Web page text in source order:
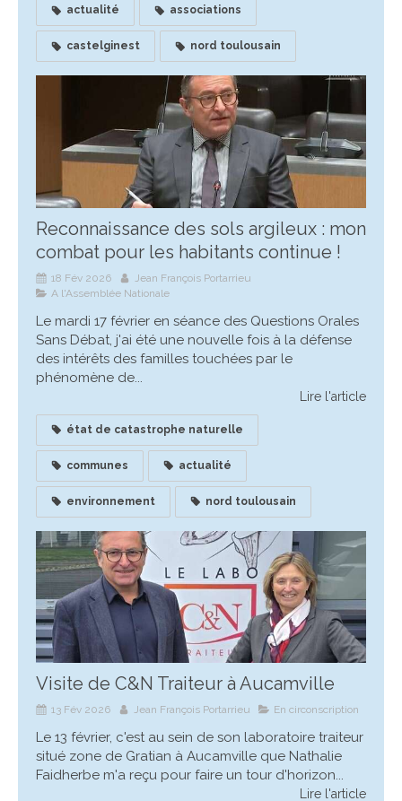
actualité associations
castelginest nord toulousain
Reconnaissance des sols argileux : mon
combat pour les habitants continue !
18 Fév 2026
Jean François Portarrieu
A l'Assemblée Nationale
Le mardi 17 février en séance des Questions Orales
Sans Débat, j'ai été une nouvelle fois à la défense
des intérêts des familles touchées par le
phénomène de...
Lire l'article
état de catastrophe naturelle
communes actualité
environnement nord toulousain
Visite de C&N Traiteur à Aucamville
13 Fév 2026 Jean François Portarrieu En circonscription
Le 13 février, c'est au sein de son laboratoire traiteur
situé zone de Gratian à Aucamville que Nathalie
Faidherbe m'a reçu pour faire un tour d'horizon...
Lire l'article